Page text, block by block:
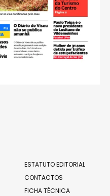
ESTATUTO EDITORIAL
CONTACTOS
FICHA TÉCNICA